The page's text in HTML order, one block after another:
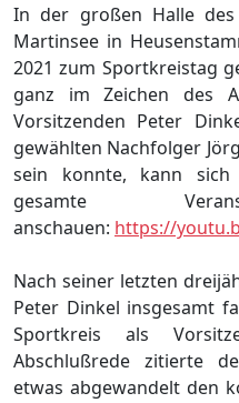
In der großen Halle
Martinsee in
2021 zum Sportkreistag
ganz im Zeichen des
Vorsitzenden Peter
gewählten Nachfolger
sein konnte, kann
gesamte
anschauen: https://
Nach seiner letzten
Peter Dinkel insgesamt
Sportkreis als
Abschlußrede zitierte
etwas abgewandelt den